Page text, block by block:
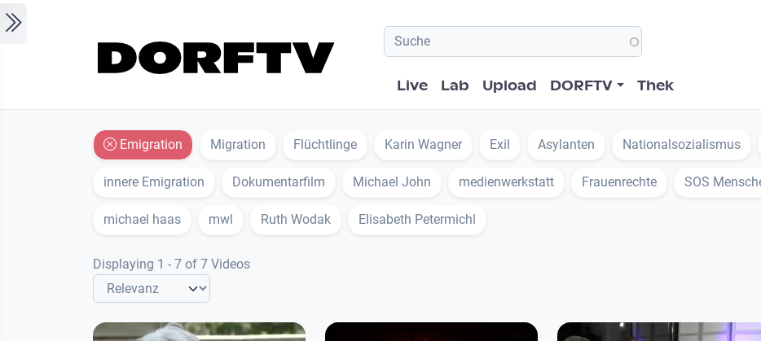
Hauptnavigation
Live Lab Upload DORFTV Thek
Emigration Migration Flüchtlinge Karin Wagner Exil Asylanten Nationalsozialismus
innere Emigration Dokumentarfilm Michael John medienwerkstatt Frauenrechte SOS
michael haas mwl Ruth Wodak Elisabeth Petermichl
Displaying 1 - 7 of 7 Videos